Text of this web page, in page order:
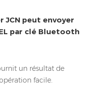
JCN peut envoyer
par clé Bluetooth
un résultat de
facile.